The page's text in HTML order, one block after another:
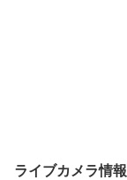
ライブカメラ情報